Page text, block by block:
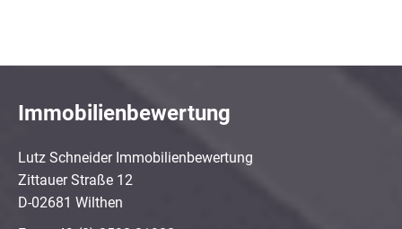
Immobilienbewertung
Lutz Schneider Immobilienbewertung
Zittauer Straße 12
D-02681 Wilthen